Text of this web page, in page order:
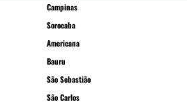
Campinas
Sorocaba
Americana
Bauru
São Sebastião
São Carlos